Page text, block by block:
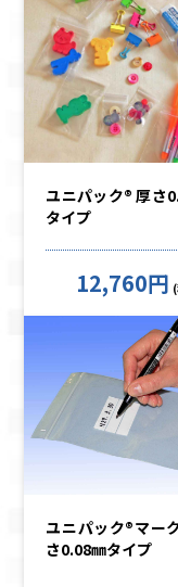
ユニパック® 厚さ
タイプ
12,760円
ユニパック®マ
さ0.08㎜タイプ